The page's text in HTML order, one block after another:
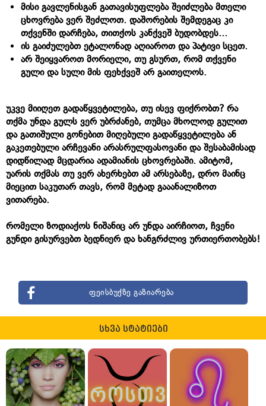
მისი გავლენისგან გათავისუფლება შეიძლება მთელი
ცხოვრება ვერ შეძლოთ. დაშორების შემდეგაც კი
თქვენში დარჩება, თითქოს კანქვეშ ბუდობდეს...
ის გაიძულებთ ეტალონად აღიაროთ და პატივი სცეთ.
არ შეიყვაროთ მორიელი, თუ გსურთ, რომ თქვენი
გული და სული მის ფეხქვეშ არ გაითელოს.
უკვე მიიღეთ გადაწყვეტილება, თუ ისევ ფიქრობთ? რა
თქმა უნდა გულს ვერ უბრძანებ, თუმცა მხოლოდ გულით
და გათიშული გონებით მიღებული გადაწყვეტილება ან
გაკეთებული არჩევანი არასრულფასოვანი და შესაბამისად
დიდწილად მცდარია ადამიანის ცხოვრებაში. ამიტომ,
უარის თქმას თუ ვერ ახერხებთ ამ არსებაზე, დრო მაინც
მიეცით საკუთარ თავს, რომ მეტად გააანალიზოთ
ვითარება.
რომელი ზოდიაქოს ნიშანიც არ უნდა აირჩიოთ, ჩვენი
გუნდი გისურვებთ ბედნიერ და ხანგრძლივ ურთიერთობებს!
ფეისბუქზე გაზიარება
სხვა სტატიები